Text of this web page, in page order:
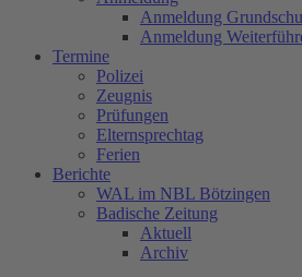
Anmeldung
Anmeldung
Termine
Polizei
Zeugnis
Prüfungen
Elternsprechtag
Ferien
Berichte
WAL im NBL Bötzingen
Badische Zeitung
Aktuell
Archiv